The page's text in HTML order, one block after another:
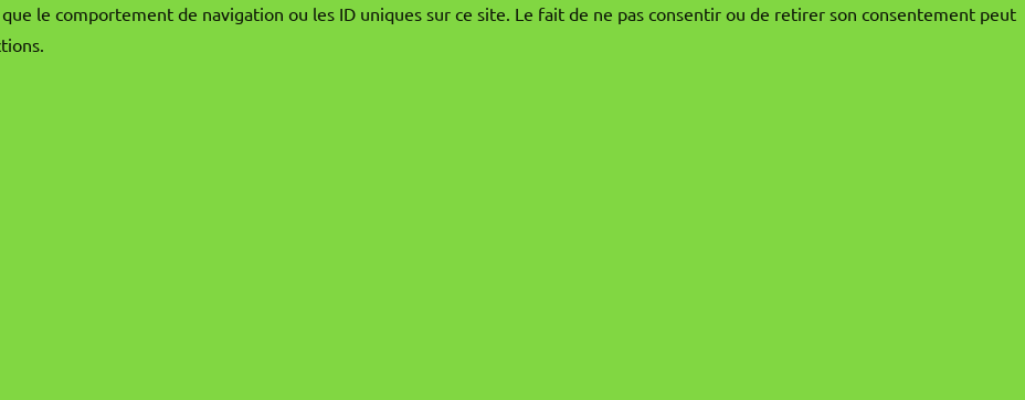
le comportement de navigation ou les ID uniques sur ce site. Le fait de ne pas consentir ou de retirer son consentement peut